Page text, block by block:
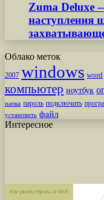
Zuma Deluxe
наступления
Облако меток
2007 windows word
компьютер ноутбук
папка пароль подключить
установить файл
Интересное